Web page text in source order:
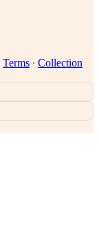
Terms ∙ Collection